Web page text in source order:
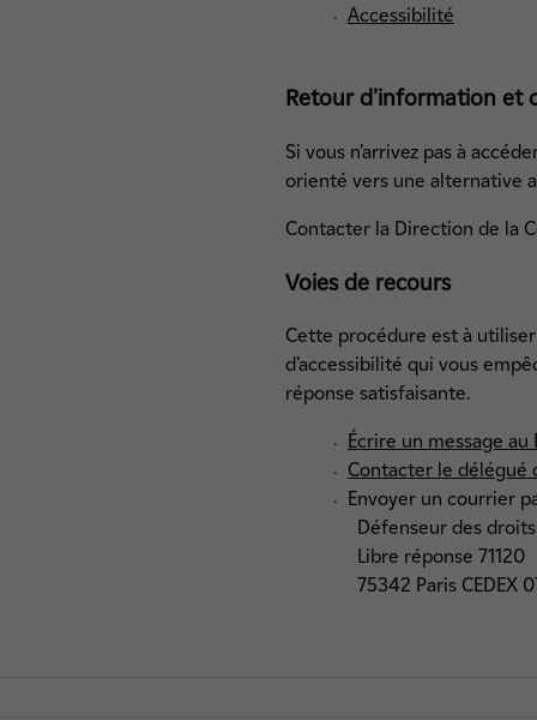
Accessibilité
Retour d’information et
Si vous n’arrivez pas à
orienté vers une alternative
Contacter la Direction de la
Voies de recours
Cette procédure est à
d’accessibilité qui vous
réponse satisfaisante.
Écrire un message
Contacter le délégué
Envoyer un courrier
Défenseur des droits
Libre réponse 71120
75342 Paris CEDEX